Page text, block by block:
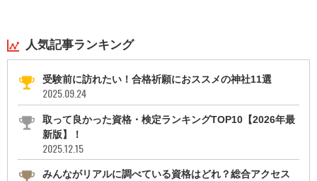
人気記事ランキング
受験前に訪れたい！合格祈願におススメの神社11選
2025.09.24
取って良かった資格・検定ランキングTOP10【2026年最
新版】！
2025.12.15
みんながリアルに調べている資格はどれ？総合アクセス